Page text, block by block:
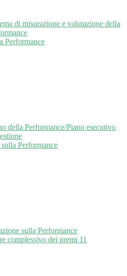
di misurazione e valutazione della
Performance
della Performance/Piano esecutivo
Performance
sulla Performance
complessivo dei premi 11